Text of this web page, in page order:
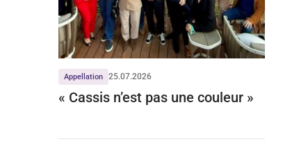
Appellation 25.07.2026
« Cassis n’est pas une couleur »